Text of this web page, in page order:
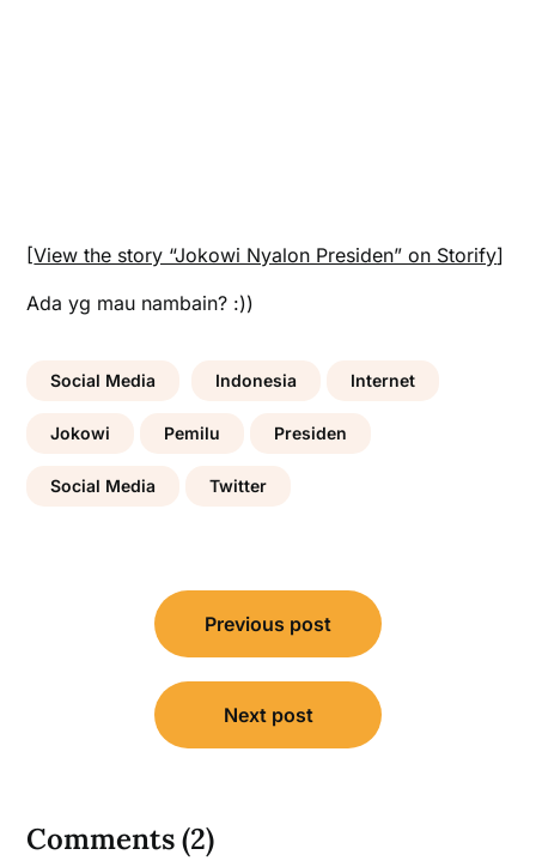
[View the story “Jokowi Nyalon Presiden” on Storify]
Ada yg mau nambain? :))
Social Media Indonesia Internet
Jokowi Pemilu Presiden
Social Media Twitter
navigation
Previous post
Next post
Comments (2)